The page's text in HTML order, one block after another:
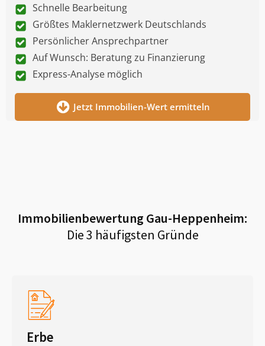
Schnelle Bearbeitung
Größtes Maklernetzwerk Deutschlands
Persönlicher Ansprechpartner
Auf Wunsch: Beratung zu Finanzierung
Express-Analyse möglich
Jetzt Immobilien-Wert ermitteln
Immobilienbewertung Gau-Heppenheim:
Die 3 häufigsten Gründe
Erbe